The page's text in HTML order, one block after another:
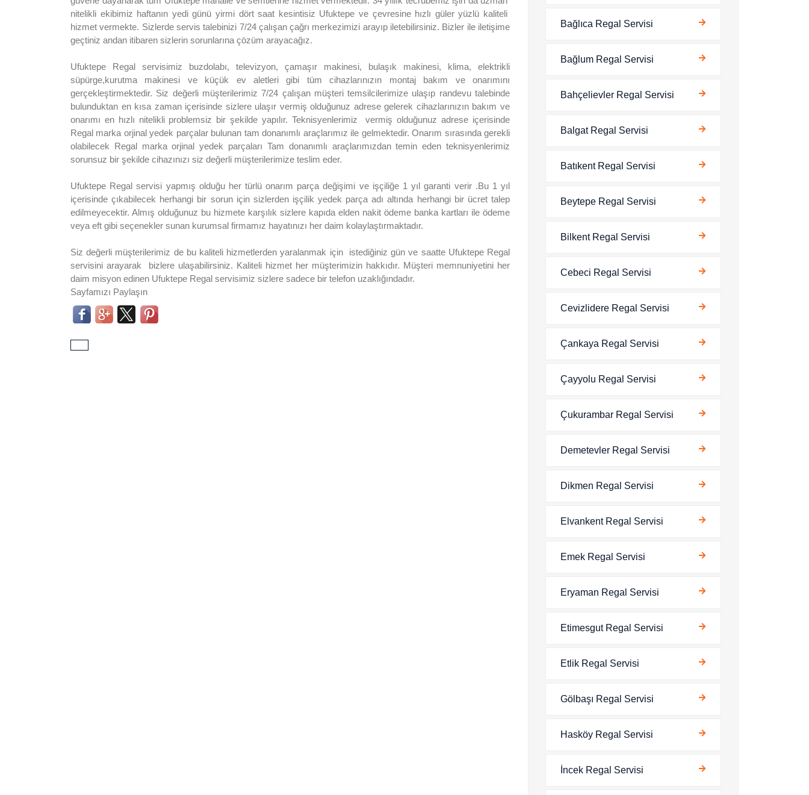
nitelikli ekibimiz haftanın yedi günü yirmi dört saat kesintisiz Ufuktepe ve çevresine hızlı güler yüzlü kaliteli
hizmet vermekte. Sizlerde servis talebinizi 7/24 çalışan çağrı merkezimizi arayıp iletebilirsiniz. Bizler ile iletişime
geçtiniz andan itibaren sizlerin sorunlarına çözüm arayacağız.
Ufuktepe Regal servisimiz buzdolabı, televizyon, çamaşır makinesi, bulaşık makinesi, klima, elektrikli
süpürge,kurutma makinesi ve küçük ev aletleri gibi tüm cihazlarınızın montaj bakım ve onarımını
gerçekleştirmektedir. Siz değerli müşterilerimiz 7/24 çalışan müşteri temsilcilerimize ulaşıp randevu talebinde
bulunduktan en kısa zaman içerisinde sizlere ulaşır vermiş olduğunuz adrese gelerek cihazlarınızın bakım ve
onarımı en hızlı nitelikli problemsiz bir şekilde yapılır. Teknisyenlerimiz vermiş olduğunuz adrese içerisinde
Regal marka orjinal yedek parçalar bulunan tam donanımlı araçlarımız ile gelmektedir. Onarım sırasında gerekli
olabilecek Regal marka orjinal yedek parçaları Tam donanımlı araçlarımızdan temin eden teknisyenlerimiz
sorunsuz bir şekilde cihazınızı siz değerli müşterilerimize teslim eder.
Ufuktepe Regal servisi yapmış olduğu her türlü onarım parça değişimi ve işçiliğe 1 yıl garanti verir .Bu 1 yıl
içerisinde çıkabilecek herhangi bir sorun için sizlerden işçilik yedek parça adı altında herhangi bir ücret talep
edilmeyecektir. Almış olduğunuz bu hizmete karşılık sizlere kapıda elden nakit ödeme banka kartları ile ödeme
veya eft gibi seçenekler sunan kurumsal firmamız hayatınızı her daim kolaylaştırmaktadır.
Siz değerli müşterilerimiz de bu kaliteli hizmetlerden yaralanmak için istediğiniz gün ve saatte Ufuktepe Regal
servisini arayarak bizlere ulaşabilirsiniz. Kaliteli hizmet her müşterimizin hakkıdır. Müşteri memnuniyetini her
daim misyon edinen Ufuktepe Regal servisimiz sizlere sadece bir telefon uzaklığındadır.
Sayfamızı Paylaşın
Bağlıca Regal Servisi
Bağlum Regal Servisi
Bahçelievler Regal Servisi
Balgat Regal Servisi
Batıkent Regal Servisi
Beytepe Regal Servisi
Bilkent Regal Servisi
Cebeci Regal Servisi
Cevizlidere Regal Servisi
Çankaya Regal Servisi
Çayyolu Regal Servisi
Çukurambar Regal Servisi
Demetevler Regal Servisi
Dikmen Regal Servisi
Elvankent Regal Servisi
Emek Regal Servisi
Eryaman Regal Servisi
Etimesgut Regal Servisi
Etlik Regal Servisi
Gölbaşı Regal Servisi
Hasköy Regal Servisi
İncek Regal Servisi